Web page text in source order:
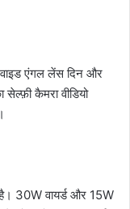
एंगल लेंस दिन और
कैमरा वीडियो
30W वायर्ड और 15W